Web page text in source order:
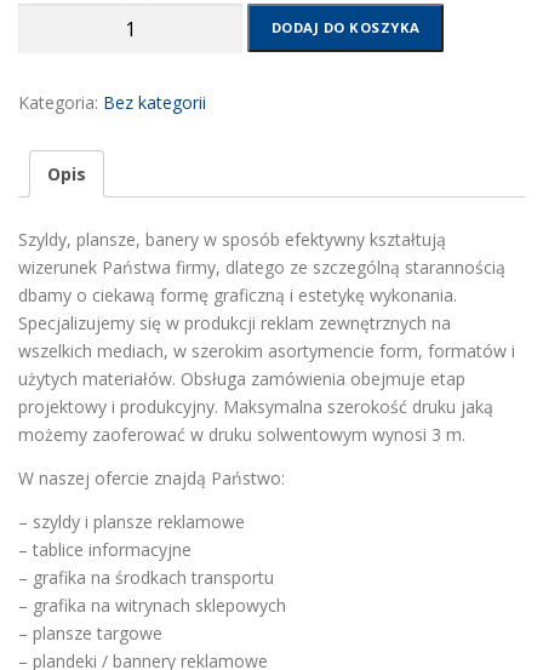
-
poprzedzony
wyceną
DODAJ DO KOSZYKA
Kategoria: Bez kategorii
Opis
Szyldy, plansze, banery w sposób efektywny kształtują
wizerunek Państwa firmy, dlatego ze szczególną starannością
dbamy o ciekawą formę graficzną i estetykę wykonania.
Specjalizujemy się w produkcji reklam zewnętrznych na
wszelkich mediach, w szerokim asortymencie form, formatów i
użytych materiałów. Obsługa zamówienia obejmuje etap
projektowy i produkcyjny. Maksymalna szerokość druku jaką
możemy zaoferować w druku solwentowym wynosi 3 m.
W naszej ofercie znajdą Państwo:
– szyldy i plansze reklamowe
– tablice informacyjne
– grafika na środkach transportu
– grafika na witrynach sklepowych
– plansze targowe
– plandeki / bannery reklamowe